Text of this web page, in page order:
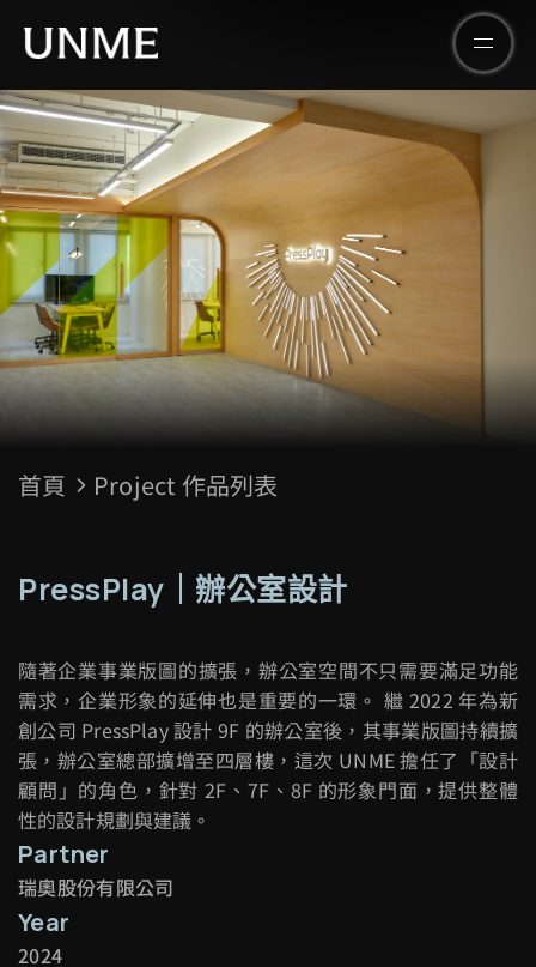
首頁 Project 作品列表
PressPlay｜辦公室設計
隨著企業事業版圖的擴張，辦公室空間不只需要滿足功能
需求，企業形象的延伸也是重要的一環。 繼 2022 年為新
創公司 PressPlay 設計 9F 的辦公室後，其事業版圖持續擴
張，辦公室總部擴增至四層樓，這次 UNME 擔任了「設計
顧問」的角色，針對 2F、7F、8F 的形象門面，提供整體
性的設計規劃與建議。
Partner
瑞奧股份有限公司
Year
2024